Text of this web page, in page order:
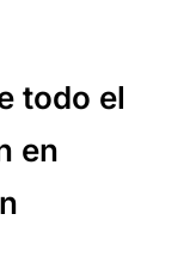
todo el
en